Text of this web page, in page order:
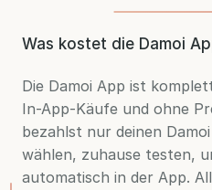
Was kostet die Damoi
Die Damoi App ist
In-App-Käufe und ohne
bezahlst nur deinen
wählen, zuhause testen,
automatisch in der App.